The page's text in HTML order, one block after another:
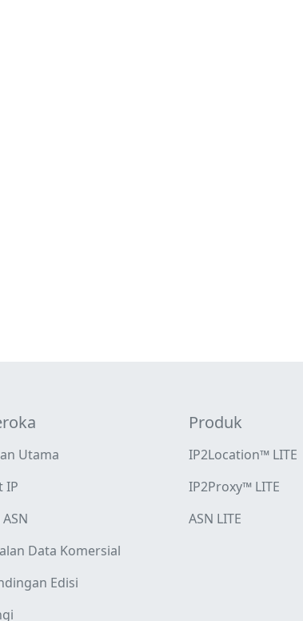
Utama
IP
Data Komersial
Edisi
Produk
IP2Location™ LITE
IP2Proxy™ LITE
ASN LITE